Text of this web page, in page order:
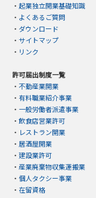
・ 起業独立開業基礎知識
・ よくあるご質問
・ ダウンロード
・ サイトマップ
・ リンク
許可届出制度一覧
・ 不動産業開業
・ 有料職業紹介事業
・ 一般労働者派遣事業
・ 飲食店営業許可
・ レストラン開業
・ 居酒屋開業
・ 建設業許可
・ 産業廃棄物収集運搬業
・ 個人タクシー事業
・ 在留資格